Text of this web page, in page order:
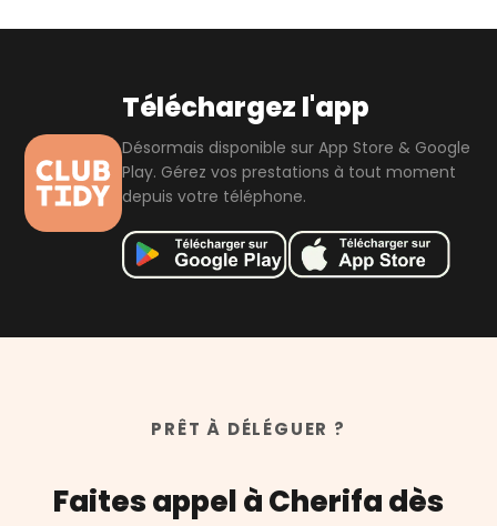
l'a obtenu grâce à ses excellentes performances et aux
retours très positifs de ses clients.
Téléchargez l'app
Désormais disponible sur App Store & Google
Play. Gérez vos prestations à tout moment
depuis votre téléphone.
PRÊT À DÉLÉGUER ?
Faites appel à Cherifa dès